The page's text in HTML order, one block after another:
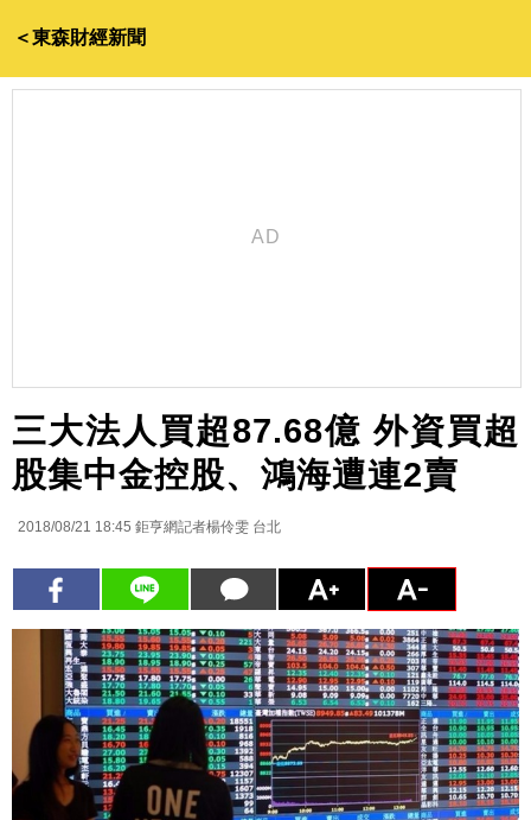
＜東森財經新聞
三大法人買超87.68億 外資買超
股集中金控股、鴻海遭連2賣
2018/08/21 18:45 鉅亨網記者楊伶雯 台北